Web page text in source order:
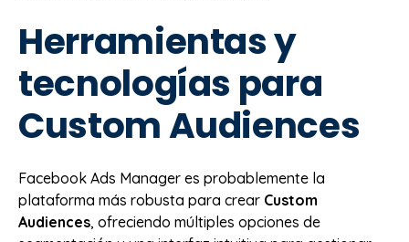
Herramientas y
tecnologías para
Custom Audiences
Facebook Ads Manager es probablemente la
plataforma más robusta para crear Custom
Audiences, ofreciendo múltiples opciones de